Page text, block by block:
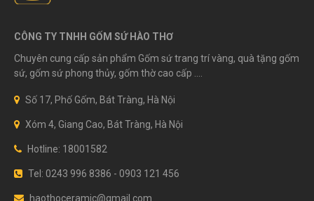
CÔNG TY TNHH GỐM SỨ HÀO THƠ
Chuyên cung cấp sản phẩm Gốm sứ trang trí vàng, quà tặng gốm
sứ, gốm sứ phong thủy, gốm thờ cao cấp ....
Số 17, Phố Gốm, Bát Tràng, Hà Nội
Xóm 4, Giang Cao, Bát Tràng, Hà Nội
Hotline: 18001582
Tel: 0243 996 8386 - 0903 121 456
haothoceramic@gmail.com